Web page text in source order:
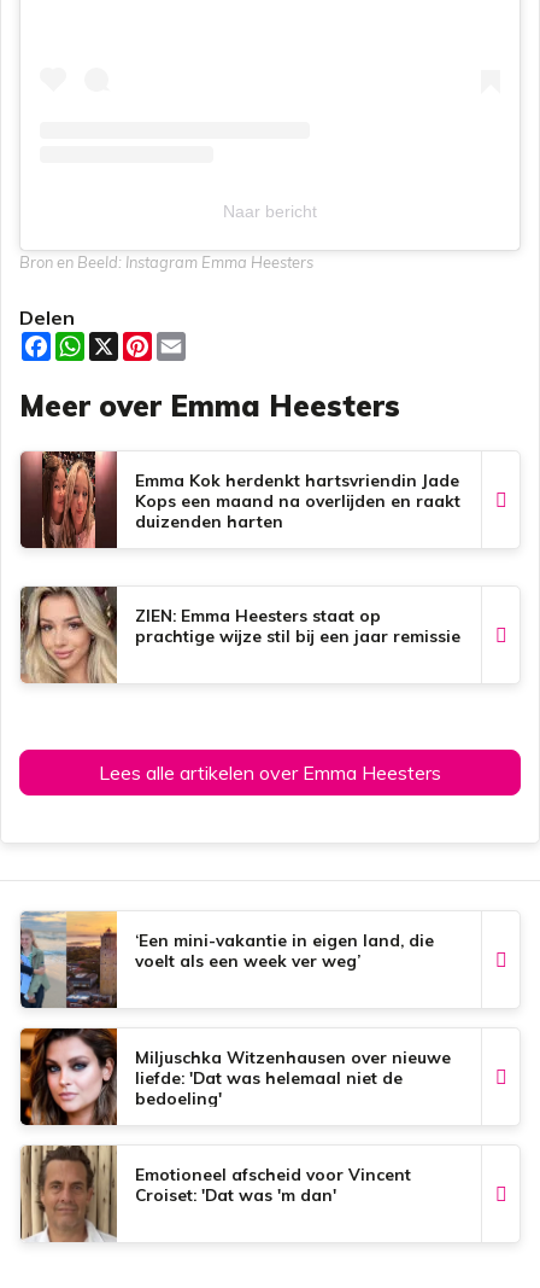
Naar bericht
Bron en Beeld: Instagram Emma Heesters
Delen
F
a
e
b
o
k
W
h
t
s
p
p
X
P
t
e
e
s
t
i
l
Meer over Emma Heesters
Emma Kok herdenkt hartsvriendin Jade
Kops een maand na overlijden en raakt
duizenden harten
ZIEN: Emma Heesters staat op
prachtige wijze stil bij een jaar remissie
Lees alle artikelen over Emma Heesters
‘Een mini-vakantie in eigen land, die
voelt als een week ver weg’
Miljuschka Witzenhausen over nieuwe
liefde: 'Dat was helemaal niet de
bedoeling'
Emotioneel afscheid voor Vincent
Croiset: 'Dat was 'm dan'